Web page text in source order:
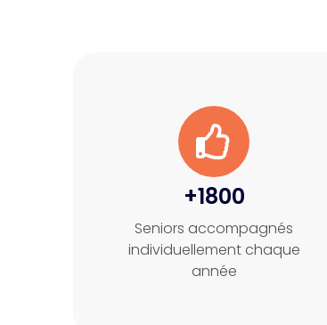
+1800
Seniors accompagnés
individuellement chaque
année